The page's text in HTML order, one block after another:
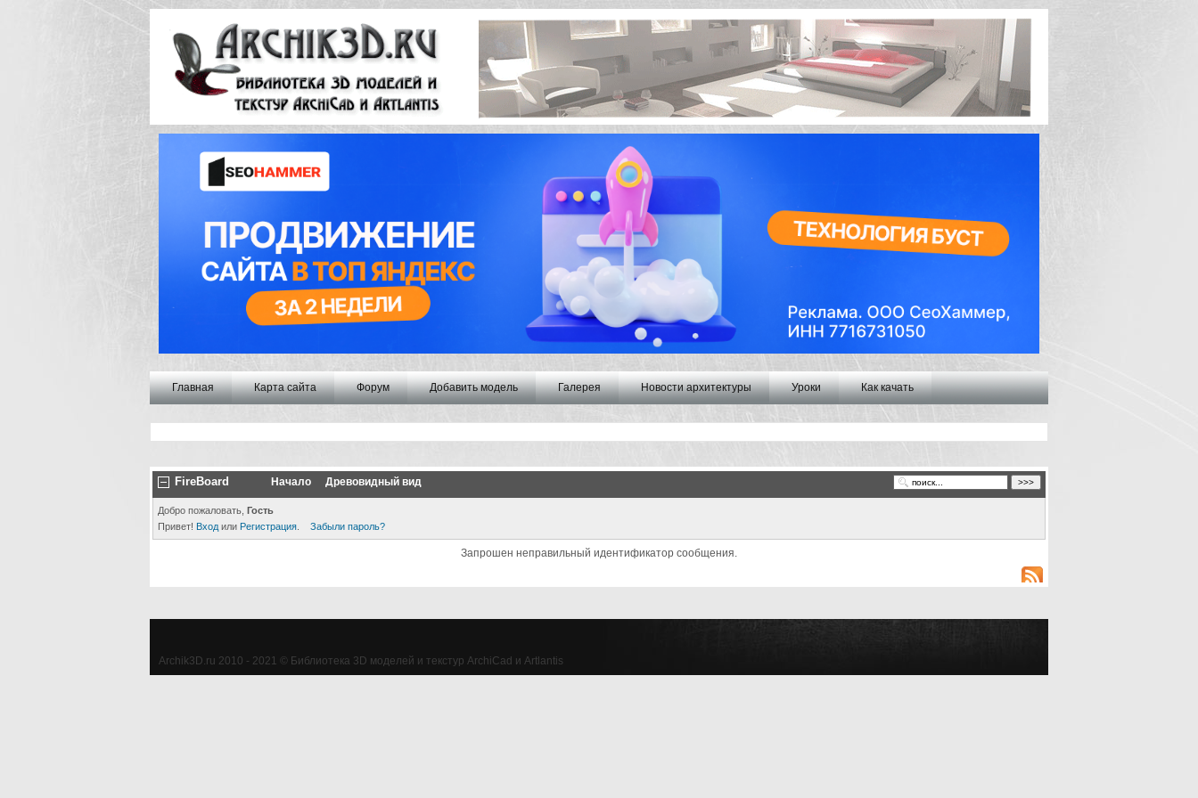
Главная Карта сайта Форум Добавить модель Галерея Новости архитектуры Уроки Как качать
FireBoard Начало Древовидный вид
Добро пожаловать, Гость
Привет! Вход или Регистрация Забыли пароль?
Запрошен неправильный идентификатор сообщения.
Archik3D.ru 2010 - 2021 © Библиотека 3D моделей и текстур ArchiCad и Artlantis